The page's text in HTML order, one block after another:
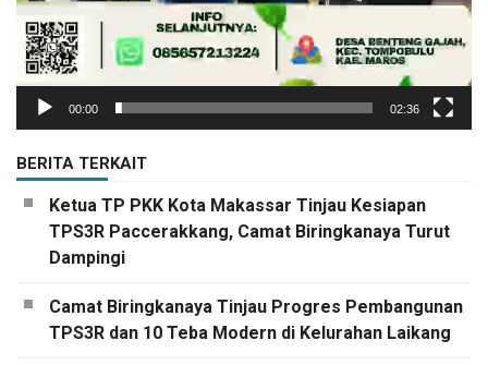
00:00 02:36
BERITA TERKAIT
Ketua TP PKK Kota Makassar Tinjau Kesiapan
TPS3R Paccerakkang, Camat Biringkanaya Turut
Dampingi
Camat Biringkanaya Tinjau Progres Pembangunan
TPS3R dan 10 Teba Modern di Kelurahan Laikang